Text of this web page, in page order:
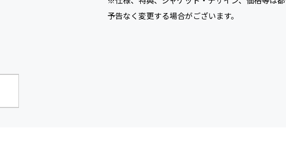
予告なく変更する場合がございます。